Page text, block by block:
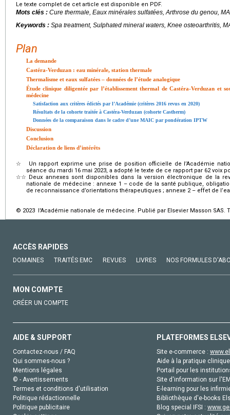
Le texte complet de cet article est disponible en PDF.
Mots clés : Cure thermale, Eaux minérales sulfatées, Arthrose du genou,
Keywords : Spa treatment, Sulphated mineral waters, Knee osteoarthritis,
Plan
La demande
Castéra-Verduzan : eau minérale, station thermale
Thermalisme et eaux sulfatées – données de l’étude analogique
Étude clinique diligentée par l’établissement thermal de Castéra-Verduzan et
médecine
Satisfaction aux critères édictés par l’Académie (critères 2016 revus en 2020)
Résultats de la cohorte traitée à Castéra-Verduzan (cohorte Castherm)
Données de la comparaison dans le cadre d’une MAIC par pondération IPTW
Discussion
Conclusion
Déclaration de liens d’intérêts
☆
Un rapport exprime une prise de position officielle de l’Académie
séance du mardi 16 mai 2023, a adopté le texte de ce rapport par 62 voix
☆☆ Deux annexes sont disponibles dans la version électronique de la
nationale de médecine : annexe 1 – code de la santé publique,
de reconnaissance d’orientations thérapeutiques ; annexe 2 – effet de
© 2023 l'Académie nationale de médecine. Publié par Elsevier Masson SAS.
ACCÈS RAPIDES
DOMAINES TRAITÉS EMC REVUES LIVRES NOS FORMULES
MON COMPTE
CRÉER UN COMPTE
AIDE & SUPPORT
Contactez-nous / FAQ
Qui sommes-nous ?
Mentions légales
© - Avertissements
Termes et conditions d'utilisation
Politique rédactionnelle
Politique publicitaire
PLATEFORMES
Site e-commerce :
Aide à la pratique
Portail pour les
Site d'information sur
E-learning pour les
Bibliothèque d'e-books
Blog special IFSI :